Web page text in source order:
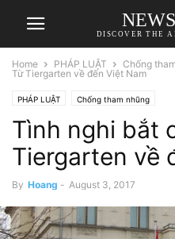
DISCOVER THE
Home PHÁP LUẬT Chống
Từ Tiergarten về đến Việt Nam
PHÁP LUẬT Chống tham nhũng
Tình nghi bắt
Tiergarten về
By Hoang - August 3, 2017